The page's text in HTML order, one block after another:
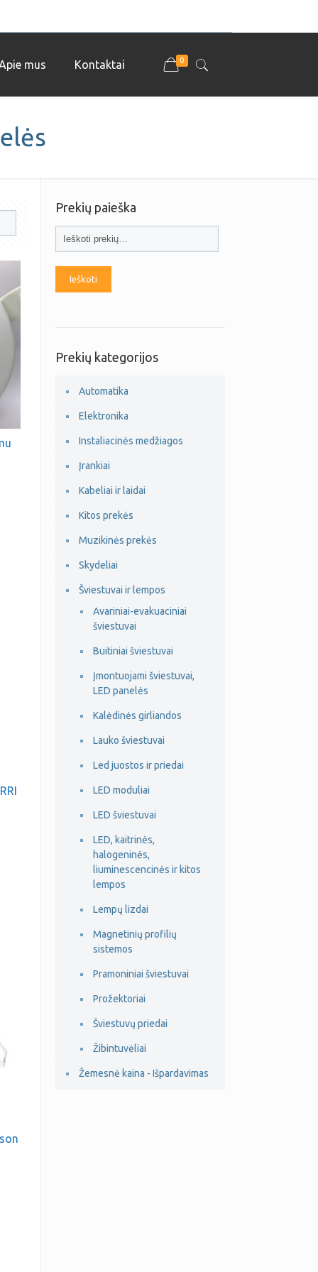
mus Kontaktai 0
Prekių paieška
Ieškoti
Prekių kategorijos
Automatika
Elektronika
Instaliacinės medžiagos
Įrankiai
Kabeliai ir laidai
Kitos prekės
Muzikinės prekės
Skydeliai
Šviestuvai ir lempos
Avariniai-evakuaciniai
šviestuvai
Buitiniai šviestuvai
Įmontuojami šviestuvai,
LED panelės
Kalėdinės girliandos
Lauko šviestuvai
Led juostos ir priedai
LED moduliai
LED šviestuvai
LED, kaitrinės,
halogeninės,
liuminescencinės ir kitos
lempos
Lempų lizdai
Magnetinių profilių
sistemos
Pramoniniai šviestuvai
Prožektoriai
Šviestuvų priedai
Žibintuvėliai
Žemesnė kaina - Išpardavimas